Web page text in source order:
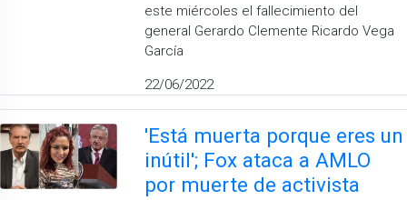
este miércoles el fallecimiento del
general Gerardo Clemente Ricardo Vega
García
22/06/2022
'Está muerta porque eres un
inútil'; Fox ataca a AMLO
por muerte de activista